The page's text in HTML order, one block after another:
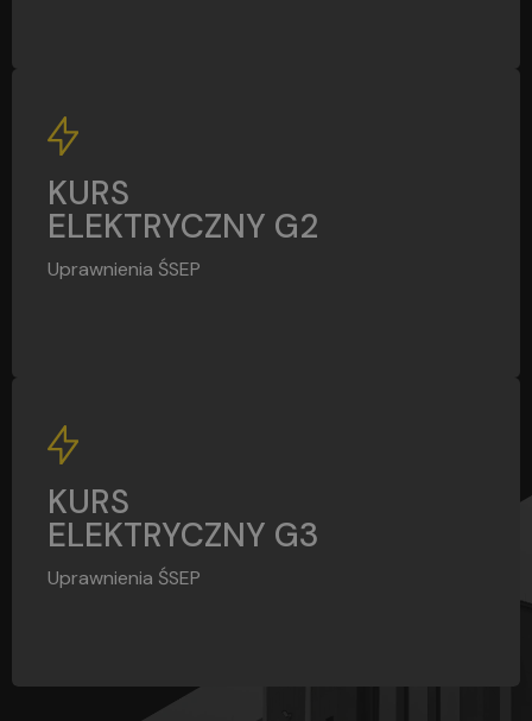
KURS
ELEKTRYCZNY G2
Uprawnienia ŚSEP
G2
KURS
ELEKTRYCZNY G3
Uprawnienia ŚSEP
G3